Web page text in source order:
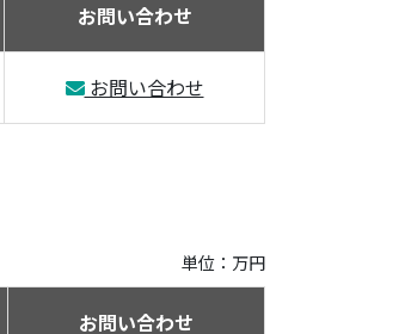
お問い合わせ
お問い合わせ
単位：万円
お問い合わせ